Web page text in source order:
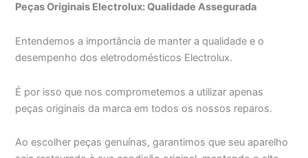
Peças Originais Electrolux: Qualidade Assegurada
Entendemos a importância de manter a qualidade e o
desempenho dos eletrodomésticos Electrolux.
É por isso que nos comprometemos a utilizar apenas
peças originais da marca em todos os nossos reparos.
Ao escolher peças genuínas, garantimos que seu aparelho